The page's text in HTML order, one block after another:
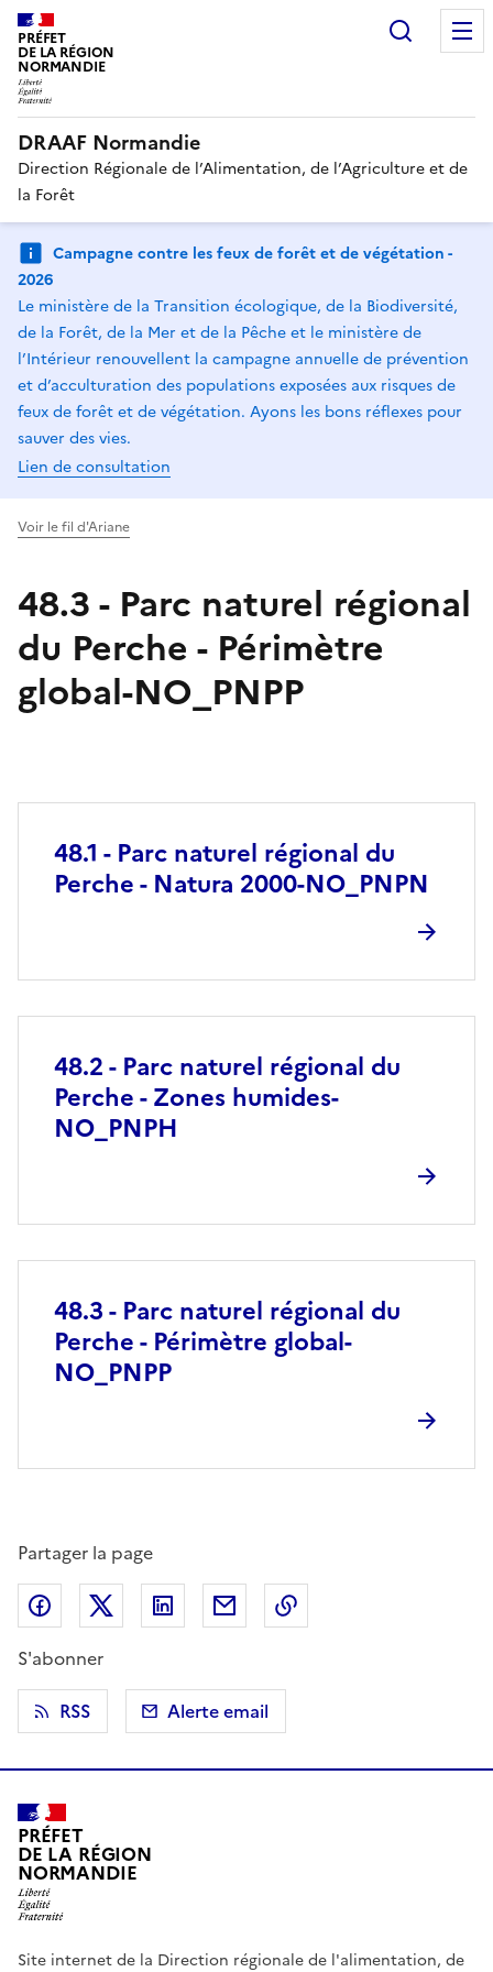
PRÉFET
DE LA RÉGION
NORMANDIE
DRAAF Normandie
Direction Régionale de l’Alimentation, de l’Agriculture et de
la Forêt
Campagne contre les feux de forêt et de végétation -
2026
Le ministère de la Transition écologique, de la Biodiversité,
de la Forêt, de la Mer et de la Pêche et le ministère de
l’Intérieur renouvellent la campagne annuelle de prévention
et d’acculturation des populations exposées aux risques de
feux de forêt et de végétation. Ayons les bons réflexes pour
sauver des vies.
Lien de consultation
Voir le fil d'Ariane
48.3 - Parc naturel régional
du Perche - Périmètre
global-NO_PNPP
48.1 - Parc naturel régional du
Perche - Natura 2000-NO_PNPN
48.2 - Parc naturel régional du
Perche - Zones humides-
NO_PNPH
48.3 - Parc naturel régional du
Perche - Périmètre global-
NO_PNPP
Partager la page
Partager sur Facebook
Partager sur X (anciennement Twitter)
Partager sur LinkedIn
Partager par email
S'abonner
RSS
Alerte email
PRÉFET
DE LA RÉGION
NORMANDIE
Site internet de la Direction régionale de l'alimentation, de